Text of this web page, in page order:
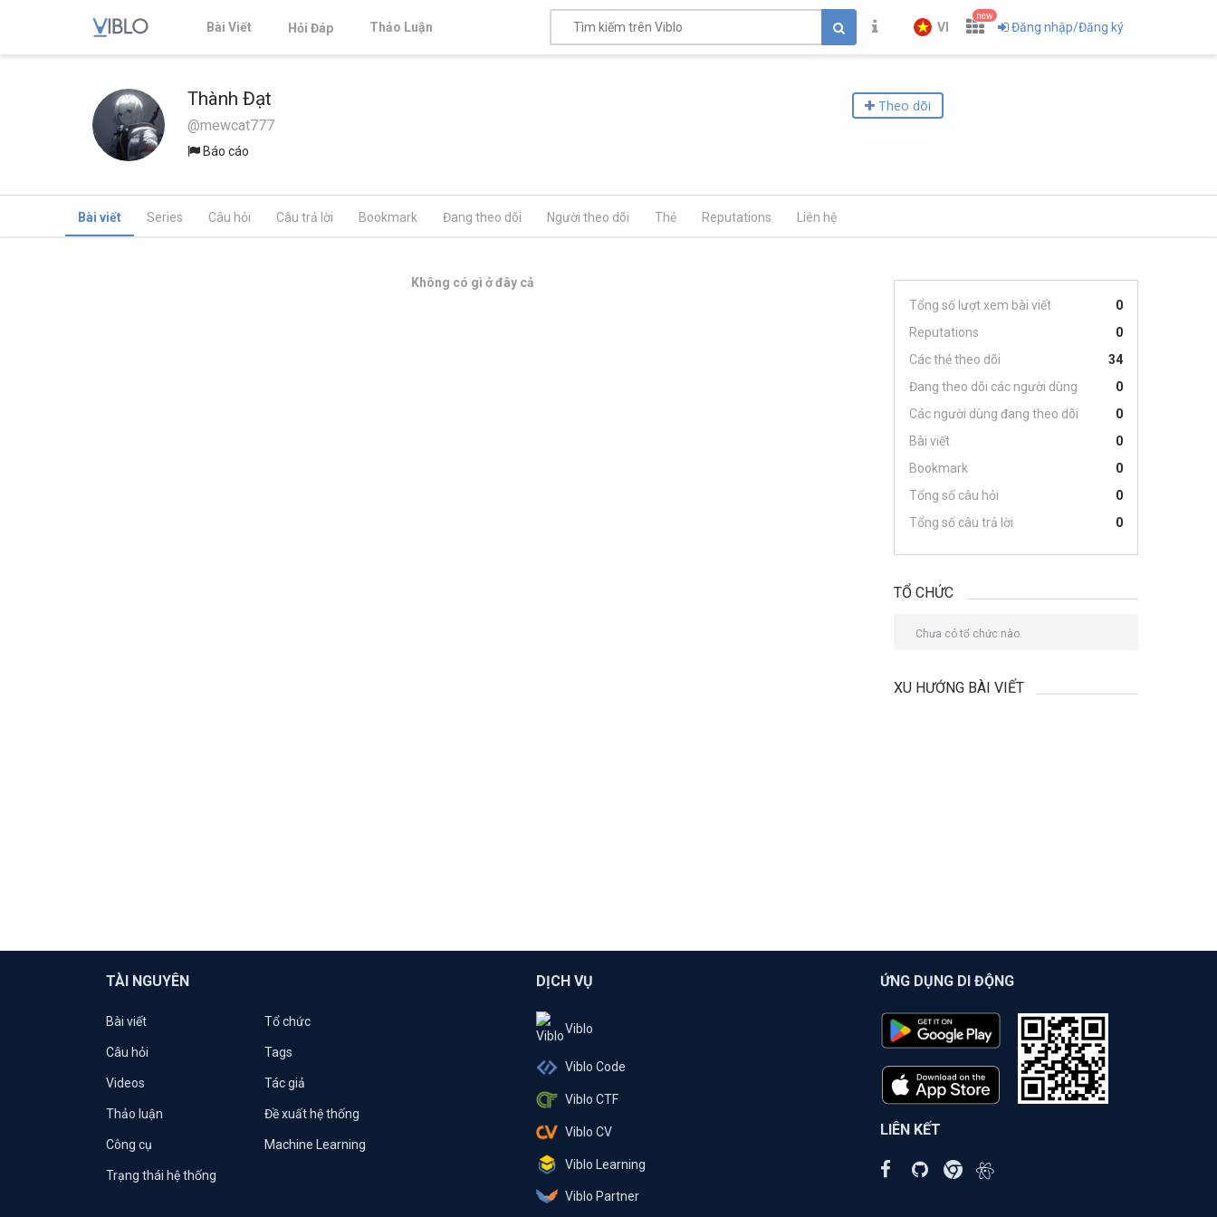
Bài Viết Hỏi Đáp Thảo Luận VI
new
Đăng nhập/Đăng ký
Thành Đạt
@mewcat777
Báo cáo
Theo dõi
Bài viết Series Câu hỏi Câu trả lời Bookmark Đang theo dõi Người theo dõi Thẻ Reputations Liên hệ
Không có gì ở đây cả
Tổng số lượt xem bài viết
0
Reputations
0
Các thẻ theo dõi
34
Đang theo dõi các người dùng
0
Các người dùng đang theo dõi
0
Bài viết
0
Bookmark
0
Tổng số câu hỏi
0
Tổng số câu trả lời
0
TỔ CHỨC
Chưa có tổ chức nào.
XU HƯỚNG BÀI VIẾT
TÀI NGUYÊN
Bài viết Tổ chức
Câu hỏi Tags
Videos Tác giả
Thảo luận Đề xuất hệ thống
Công cụ Machine Learning
Trạng thái hệ thống
DỊCH VỤ
Viblo
Viblo Code
Viblo CTF
Viblo CV
Viblo Learning
Viblo Partner
ỨNG DỤNG DI ĐỘNG
LIÊN KẾT